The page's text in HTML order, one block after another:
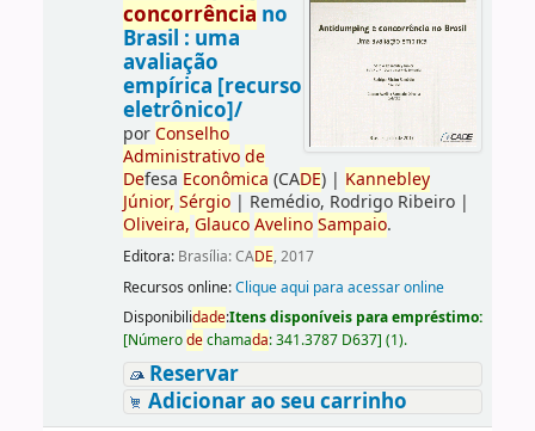
concorrência no
Brasil : uma
avaliação
empírica [recurso
eletrônico]/
porConselho
Administrativo de
Defesa Econômica (CADE)| Kannebley
Júnior, Sérgio| Remédio, Rodrigo Ribeiro|
Oliveira, Glauco Avelino Sampaio.
Editora: Brasília: CADE, 2017
Recursos online:Clique aqui para acessar online
Disponibilidade:Itens disponíveis para empréstimo:
[Númerodechamada:341.3787 D637] (1).
Reservar
Adicionar ao seu carrinho